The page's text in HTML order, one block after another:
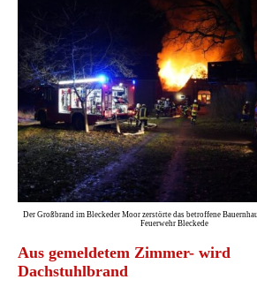
Der Großbrand im Bleckeder Moor zerstörte das betroffene
Feuerwehr Bleckede
Aus gemeldetem Zimmer- wird
Dachstuhlbrand